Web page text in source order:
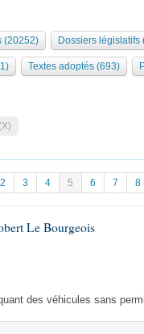
Bureau Collège des
... )
(20252) Dossiers législatifs
Textes adoptés (693)
2 3 4 5 6 7 8
Le Bourgeois
des véhicules sans